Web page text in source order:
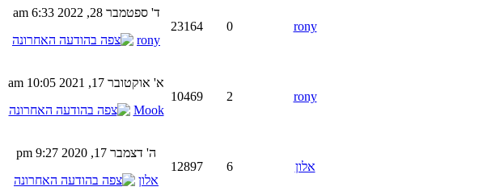
rony
0
23164
ד' ספטמבר 28, 2022 6:33 am
rony
rony
2
10469
א' אוקטובר 17, 2021 10:05 am
Mook
אלון 6
12897
ה' דצמבר 17, 2020 9:27 pm
אלון